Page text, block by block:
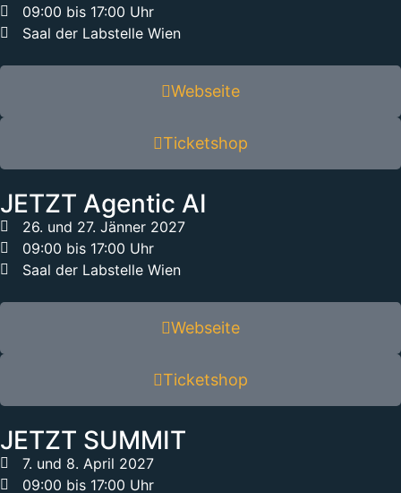
09:00 bis 17:00 Uhr
Saal der Labstelle Wien
Webseite
Ticketshop
JETZT Agentic AI
26. und 27. Jänner 2027
09:00 bis 17:00 Uhr
Saal der Labstelle Wien
Webseite
Ticketshop
JETZT SUMMIT
7. und 8. April 2027
09:00 bis 17:00 Uhr